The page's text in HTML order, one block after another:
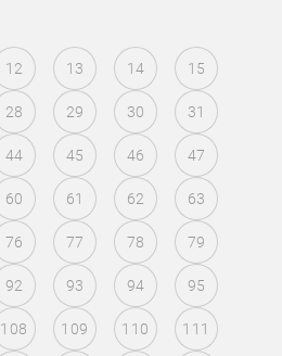
12 13 14 15
28 29 30 31
44 45 46 47
60 61 62 63
76 77 78 79
92 93 94 95
108 109 110 111